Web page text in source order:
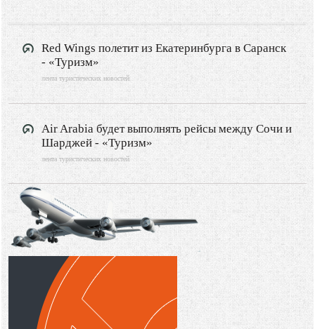
Red Wings полетит из Екатеринбурга в Саранск
- «Туризм»
лента туристических новостей
Air Arabia будет выполнять рейсы между Сочи и
Шарджей - «Туризм»
лента туристических новостей